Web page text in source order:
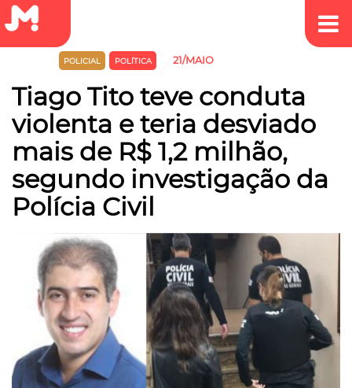
POLICIAL POLÍTICA 21/MAIO
Tiago Tito teve conduta
violenta e teria desviado
mais de R$ 1,2 milhão,
segundo investigação da
Polícia Civil